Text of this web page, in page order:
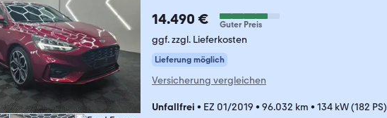
14.490 € Guter Preis
ggf. zzgl. Lieferkosten
Lieferung möglich
Versicherung vergleichen
Unfallfrei • EZ 01/2019 • 96.032 km • 134 kW (182 PS)